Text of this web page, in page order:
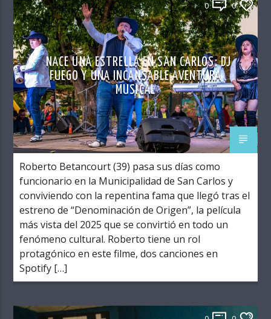
0 0
NACE UNA ESTRELLA EN SAN CARLOS: DJ
FUEGO Y UNA INCANSABLE AVENTURA
MUSICAL
Roberto Betancourt (39) pasa sus días como
funcionario en la Municipalidad de San Carlos y
conviviendo con la repentina fama que llegó tras el
estreno de “Denominación de Origen”, la película
más vista del 2025 que se convirtió en todo un
fenómeno cultural. Roberto tiene un rol
protagónico en este filme, dos canciones en
Spotify […]